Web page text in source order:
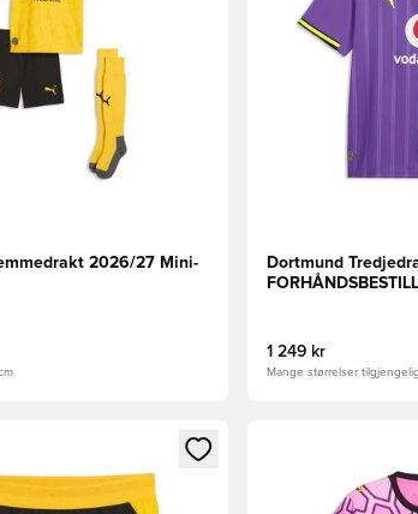
2026/27 Mini-
Dortmund
1 249 kr
Mange størrelser tilgjengelig
for å logge inn eller registrere deg som medlem
Åpner en Modal